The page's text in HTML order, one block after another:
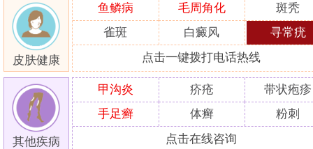
皮肤健康
鱼鳞病 毛周角化
斑秃
雀斑
白癜风 寻常疣
点击一键拨打电话热线
其他疾病
甲沟炎 疥疮
带状疱疹
手足癣
体癣 粉刺
点击在线咨询